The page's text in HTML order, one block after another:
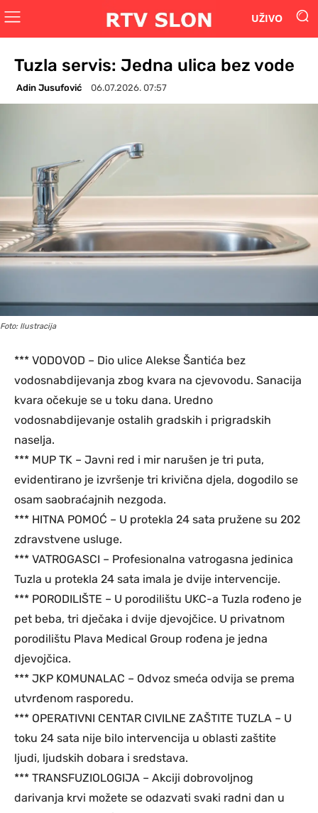
UŽIVO
Tuzla servis: Jedna ulica bez vode
Adin Jusufović 06.07.2026. 07:57
Foto: Ilustracija
*** VODOVOD – Dio ulice Alekse Šantića bez
vodosnabdijevanja zbog kvara na cjevovodu. Sanacija
kvara očekuje se u toku dana. Uredno
vodosnabdijevanje ostalih gradskih i prigradskih
naselja.
*** MUP TK – Javni red i mir narušen je tri puta,
evidentirano je izvršenje tri krivična djela, dogodilo se
osam saobraćajnih nezgoda.
*** HITNA POMOĆ – U protekla 24 sata pružene su 202
zdravstvene usluge.
*** VATROGASCI – Profesionalna vatrogasna jedinica
Tuzla u protekla 24 sata imala je dvije intervencije.
*** PORODILIŠTE – U porodilištu UKC-a Tuzla rođeno je
pet beba, tri dječaka i dvije djevojčice. U privatnom
porodilištu Plava Medical Group rođena je jedna
djevojčica.
*** JKP KOMUNALAC – Odvoz smeća odvija se prema
utvrđenom rasporedu.
*** OPERATIVNI CENTAR CIVILNE ZAŠTITE TUZLA – U
toku 24 sata nije bilo intervencija u oblasti zaštite
ljudi, ljudskih dobara i sredstava.
*** TRANSFUZIOLOGIJA – Akciji dobrovoljnog
darivanja krvi možete se odazvati svaki radni dan u